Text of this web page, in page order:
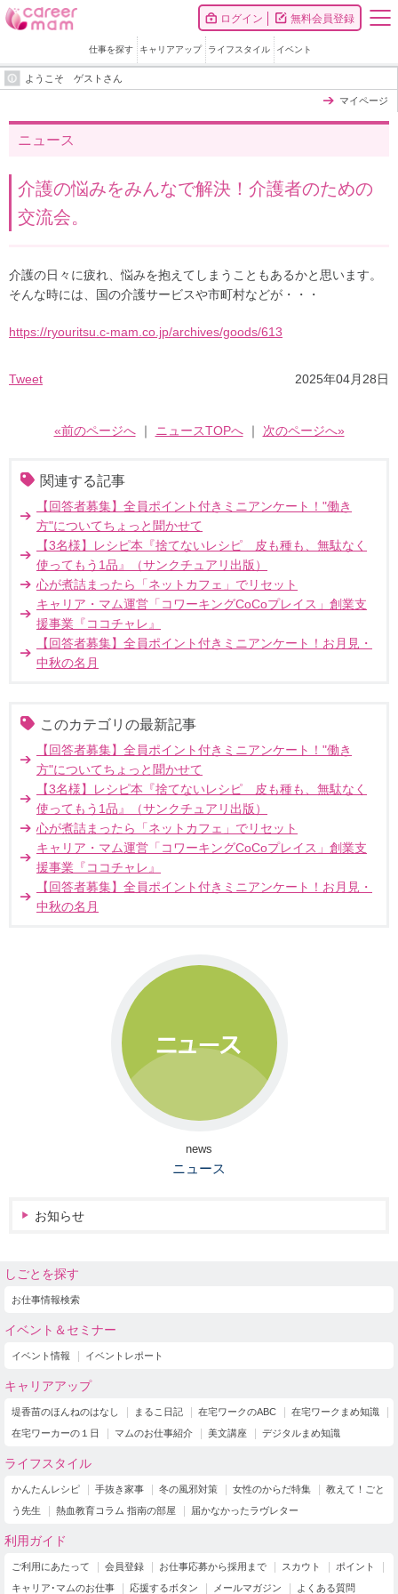
ログイン 無料会員登録
仕事を探す キャリアアップ ライフスタイル イベント
ようこそ ゲストさん
マイページ
ニュース
介護の悩みをみんなで解決！介護者のための
交流会。
介護の日々に疲れ、悩みを抱えてしまうこともあるかと思います。
そんな時には、国の介護サービスや市町村などが・・・
https://ryouritsu.c-mam.co.jp/archives/goods/613
Tweet 2025年04月28日
«前のページへ｜ ニュースTOPへ｜ 次のページへ»
関連する記事
【回答者募集】全員ポイント付きミニアンケート！"働き
方"についてちょっと聞かせて
【3名様】レシピ本『捨てないレシピ 皮も種も、無駄なく
使ってもう1品』（サンクチュアリ出版）
心が煮詰まったら「ネットカフェ」でリセット
キャリア・マム運営「コワーキングCoCoプレイス」創業支
援事業『ココチャレ』
【回答者募集】全員ポイント付きミニアンケート！お月見・
中秋の名月
このカテゴリの最新記事
【回答者募集】全員ポイント付きミニアンケート！"働き
方"についてちょっと聞かせて
【3名様】レシピ本『捨てないレシピ 皮も種も、無駄なく
使ってもう1品』（サンクチュアリ出版）
心が煮詰まったら「ネットカフェ」でリセット
キャリア・マム運営「コワーキングCoCoプレイス」創業支
援事業『ココチャレ』
【回答者募集】全員ポイント付きミニアンケート！お月見・
中秋の名月
news
ニュース
お知らせ
しごとを探す
お仕事情報検索
イベント＆セミナー
イベント情報 イベントレポート
キャリアアップ
堤香苗のほんねのはなし まるこ日記 在宅ワークのABC
在宅ワークまめ知識
在宅ワーカーの１日
マムのお仕事紹介 美文講座 デジタルまめ知識
ライフスタイル
かんたんレシピ 手抜き家事 冬の風邪対策 女性のからだ特集
教えて！ごと
う先生
熱血教育コラム 指南の部屋 届かなかったラヴレター
利用ガイド
ご利用にあたって 会員登録 お仕事応募から採用まで スカウト
ポイント
キャリア･マムのお仕事
応援するボタン メールマガジン よくある質問